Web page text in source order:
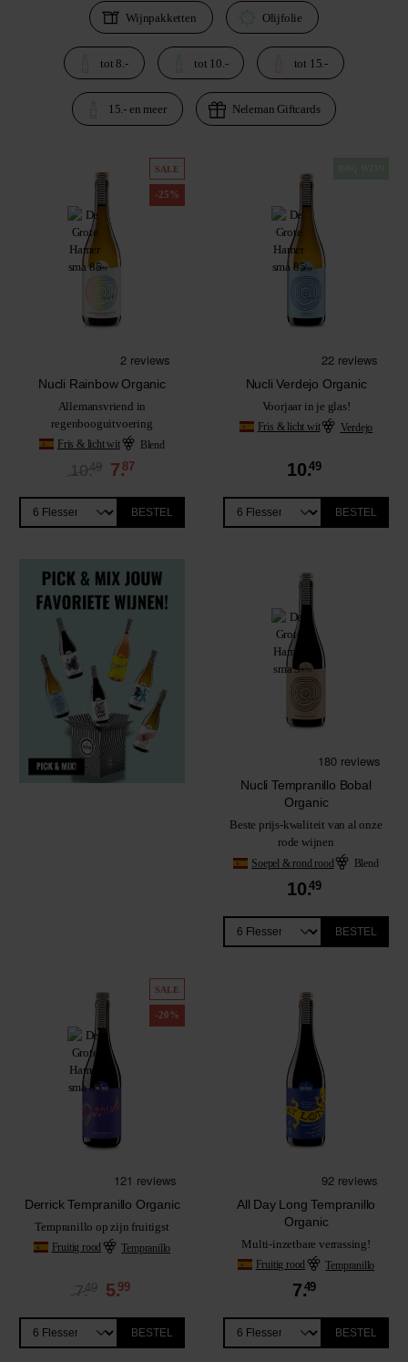
Wijnpakketten Olijfolie
tot 8.- tot 10.- tot 15.-
15.- en meer Neleman Giftcards
SALE
-25%
Nucli Rainbow Organic
Allemansvriend in
regenbooguitvoering
Fris & licht wit Blend
10.49 7.87
BESTEL
Nucli Verdejo Organic
Voorjaar in je glas!
Fris & licht wit Verdejo
10.49
BESTEL
Nucli Tempranillo Bobal
Organic
Beste prijs-kwaliteit van al onze
rode wijnen
Soepel & rond rood Blend
10.49
BESTEL
SALE
-20%
Derrick Tempranillo Organic
Tempranillo op zijn fruitigst
Fruitig rood Tempranillo
7.49 5.99
BESTEL
All Day Long Tempranillo
Organic
Multi-inzetbare verrassing!
Fruitig rood Tempranillo
7.49
BESTEL